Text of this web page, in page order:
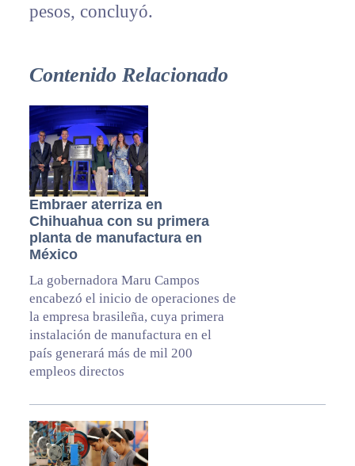
pesos, concluyó.
Contenido Relacionado
Embraer aterriza en
Chihuahua con su primera
planta de manufactura en
México
La gobernadora Maru Campos
encabezó el inicio de operaciones de
la empresa brasileña, cuya primera
instalación de manufactura en el
país generará más de mil 200
empleos directos